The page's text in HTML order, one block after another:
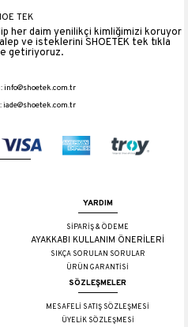
TEK
her daim yenilikçi kimliğimizi koruyor
ve isteklerini SHOETEK tek tıkla
getiriyoruz.
info@shoetek.com.tr
iade@shoetek.com.tr
YARDIM
SİPARİŞ & ÖDEME
AYAKKABI KULLANIM ÖNERİLERİ
SIKÇA SORULAN SORULAR
ÜRÜN GARANTİSİ
SÖZLEŞMELER
MESAFELİ SATIŞ SÖZLEŞMESİ
ÜYELİK SÖZLEŞMESİ